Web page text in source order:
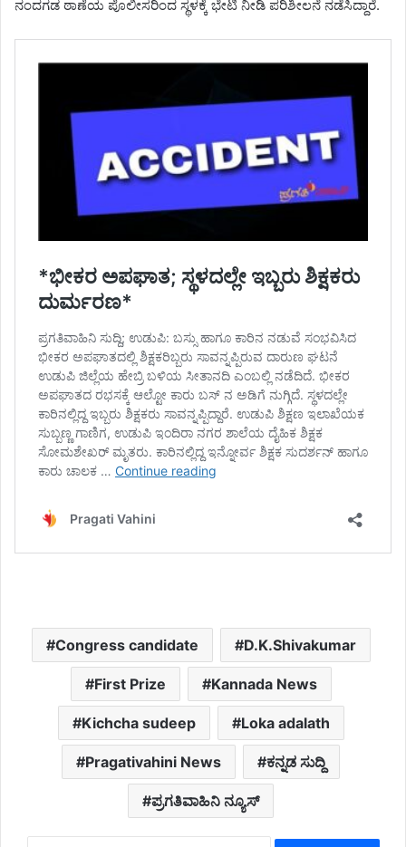
ನಂದಗಡ ಠಾಣೆಯ ಪೊಲೀಸರಿಂದ ಸ್ಥಳಕ್ಕೆ ಭೇಟಿ ನೀಡಿ ಪರಿಶೀಲನೆ ನಡೆಸಿದ್ದಾರೆ.
Congress candidate D.K.Shivakumar
First Prize Kannada News
Kichcha sudeep Loka adalath
Pragativahini News ಕನ್ನಡ ಸುದ್ದಿ
ಪ್ರಗತಿವಾಹಿನಿ ನ್ಯೂಸ್